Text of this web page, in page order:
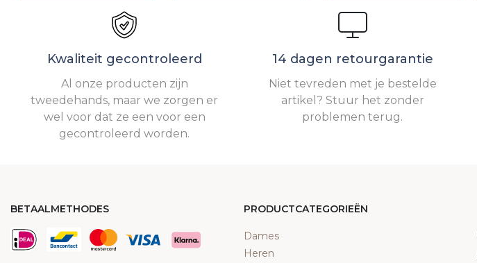
Kwaliteit gecontroleerd
Al onze producten zijn
tweedehands, maar we zorgen er
wel voor dat ze een voor een
gecontroleerd worden.
14 dagen retourgarantie
Niet tevreden met je bestelde
artikel? Stuur het zonder
problemen terug.
BETAALMETHODES PRODUCTCATEGORIEËN
Dames
Heren